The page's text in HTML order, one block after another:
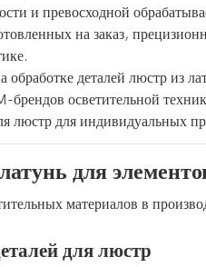
и превосходной
на заказ,
деталей люстр из
осветительной
для
материалов в
для люстр